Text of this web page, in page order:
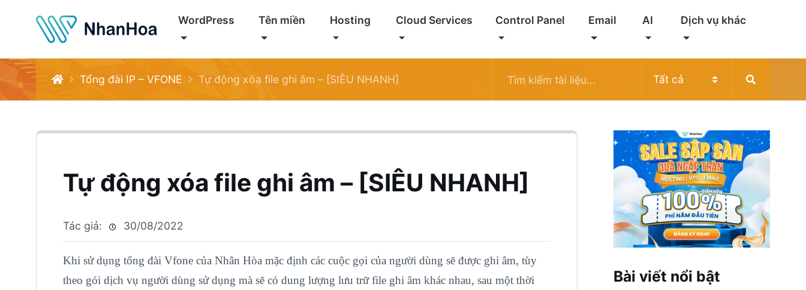
WordPress Tên miền Hosting Cloud Services Control Panel Email AI Dịch vụ khác
Tổng đài IP – VFONE Tự động xóa file ghi âm – [SIÊU NHANH]
Tự động xóa file ghi âm – [SIÊU NHANH]
Tác giả: 30/08/2022
Khi sử dụng tổng đài Vfone của Nhân Hòa mặc định các cuộc gọi của người dùng sẽ được ghi âm, tùy
theo gói dịch vụ người dùng sử dụng mà sẽ có dung lượng lưu trữ file ghi âm khác nhau, sau một thời
Bài viết nổi bật